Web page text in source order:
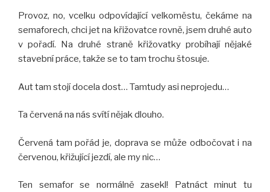
Provoz, no, vcelku odpovídající velkoměstu, čekáme na
semaforech, chci jet na křižovatce rovně, jsem druhé auto
v pořadí. Na druhé straně křižovatky probíhají nějaké
stavební práce, takže se to tam trochu štosuje.
Aut tam stojí docela dost… Tamtudy asi neprojedu…
Ta červená na nás svítí nějak dlouho.
Červená tam pořád je, doprava se může odbočovat i na
červenou, křižující jezdí, ale my nic…
Ten semafor se normálně zasekl! Patnáct minut tu